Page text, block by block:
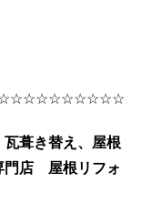
葺き替え、屋根
門店 屋根リフォ